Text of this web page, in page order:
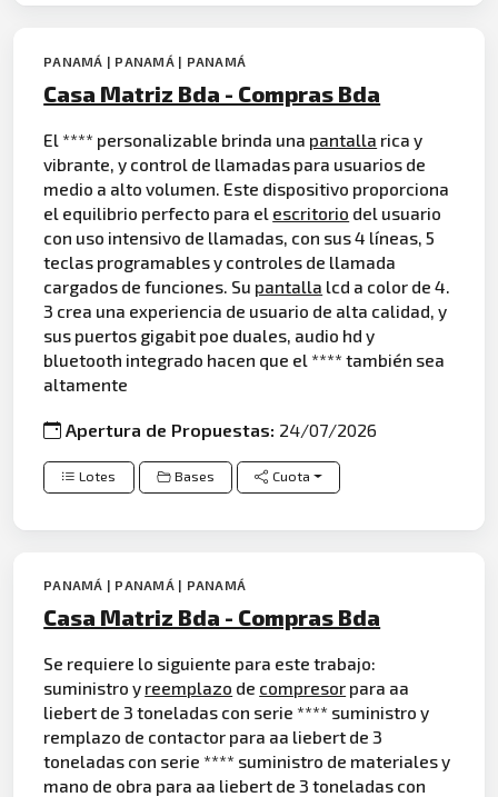
PANAMÁ | PANAMÁ | PANAMÁ
Casa Matriz Bda - Compras Bda
El **** personalizable brinda una pantalla rica y
vibrante, y control de llamadas para usuarios de
medio a alto volumen. Este dispositivo proporciona
el equilibrio perfecto para el escritorio del usuario
con uso intensivo de llamadas, con sus 4 líneas, 5
teclas programables y controles de llamada
cargados de funciones. Su pantalla lcd a color de 4.
3 crea una experiencia de usuario de alta calidad, y
sus puertos gigabit poe duales, audio hd y
bluetooth integrado hacen que el **** también sea
altamente
Apertura de Propuestas: 24/07/2026
Lotes Bases Cuota
PANAMÁ | PANAMÁ | PANAMÁ
Casa Matriz Bda - Compras Bda
Se requiere lo siguiente para este trabajo:
suministro y reemplazo de compresor para aa
liebert de 3 toneladas con serie **** suministro y
remplazo de contactor para aa liebert de 3
toneladas con serie **** suministro de materiales y
mano de obra para aa liebert de 3 toneladas con